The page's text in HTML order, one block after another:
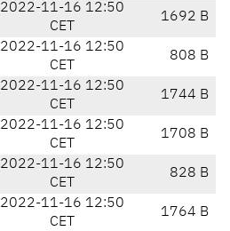
2022-11-16 12:50
CET
1692 B
2022-11-16 12:50
CET
808 B
2022-11-16 12:50
CET
1744 B
2022-11-16 12:50
CET
1708 B
2022-11-16 12:50
CET
828 B
2022-11-16 12:50
CET
1764 B